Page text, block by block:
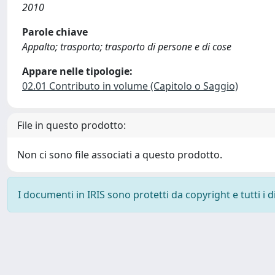
2010
Parole chiave
Appalto; trasporto; trasporto di persone e di cose
Appare nelle tipologie:
02.01 Contributo in volume (Capitolo o Saggio)
File in questo prodotto:
Non ci sono file associati a questo prodotto.
I documenti in IRIS sono protetti da copyright e tutti i